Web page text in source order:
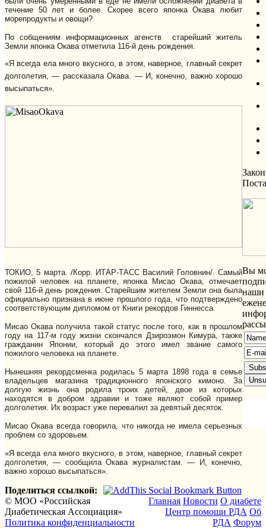
течение 50 лет и более. Скорее всего японка Окава любит
морепродукты и овощи?
По собщениям информационных агенств старейший житель
Земли японка Окава отметила 116-й день рождения.
«Я всегда ела много вкусного, в этом, наверное, главный секрет
долголетия, — рассказала Окава. — И, конечно, важно хорошо
высыпаться».
ТОКИО, 5 марта. /Корр. ИТАР-ТАСС Василий Головнин/. Самый
пожилой человек на планете, японка Мисао Окава, отмечает
свой 116-й день рождения. Старейшим жителем Земли она была
официально признана в июне прошлого года, что подтверждено
соответствующим дипломом от Книги рекордов Гиннесса.
Мисао Окава получила такой статус после того, как в прошлом
году на 117-м году жизни скончался Дзироэмон Кимура, также
гражданин Японии, который до этого имел звание самого
пожилого человека на планете.
Нынешняя рекордсменка родилась 5 марта 1898 года в семье
владельцев магазина традиционного японского кимоно. За
долгую жизнь она родила троих детей, двое из которых
находятся в добром здравии и тоже являют собой пример
долголетия. Их возраст уже перевалил за девятый десяток.
Мисао Окава всегда говорила, что никогда не имела серьезных
проблем со здоровьем.
«Я всегда ела много вкусного, в этом, наверное, главный секрет
долголетия, — сообщила Окава журналистам. — И, конечно,
важно хорошо высыпаться».
Поделиться ссылкой:
Вы
наши
© МОО «Российская
Диабетическая Ассоциация»
Политика конфиденциальности
Главная Новости О диабете
Центр помощи РДА Об
РДА Форум